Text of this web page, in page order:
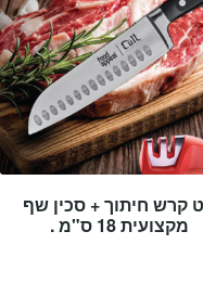
קרש חיתוך + סכין שף
מקצועית 18 ס"מ .